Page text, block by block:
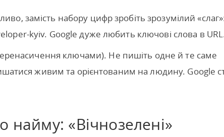
замість набору цифр зробіть зрозумілий
kyiv. Google дуже любить ключові слова в
ключами). Не пишіть одне й те саме
живим та орієнтованим на людину. Google
найму: «Вічнозелені»